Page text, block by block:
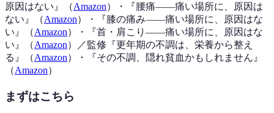
原因はない 』（Amazon） ・『腰痛——痛い場所に、原因は
ない 』（Amazon） ・『膝の痛み——痛い場所に、原因はな
い 』（Amazon） ・『首・肩こり——痛い場所に、原因はな
い 』（Amazon） ／監修『更年期の不調は、栄養から整え
る 』（Amazon） ・『その不調、隠れ貧血かもしれません 』
（Amazon）
まずはこちら